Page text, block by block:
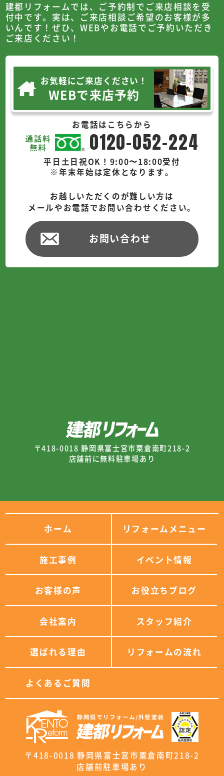
建都リフォームでは、ご予約制でご来店相談を受
付中です。 実は、ご来店相談ご希望のお客様が多
いんです！ぜひ、WEBやお電話でご予約いただき
ご来店ください！
お気軽にご来店ください！
WEBで来店予約
お電話はこちらから
0120-052-224
平日土日祝OK！9:00〜18:00受付
※年末年始は定休となります。
お越しいただくのが難しい方は
メールやお電話でお問い合わせください。
お問い合わせ
〒418-0018 静岡県富士宮市粟倉南町218-2
店舗前に無料駐車場あり
ホーム リフォームメニュー
施工事例 イベント情報
お客様の声 お役立ちブログ
会社案内 スタッフ紹介
選ばれる理由 リフォームの流れ
よくあるご質問
〒418-0018 静岡県富士宮市粟倉南町218-2
店舗前駐車場あり